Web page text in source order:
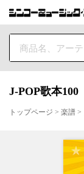
J-POP歌本100
トップページ > 楽譜 >